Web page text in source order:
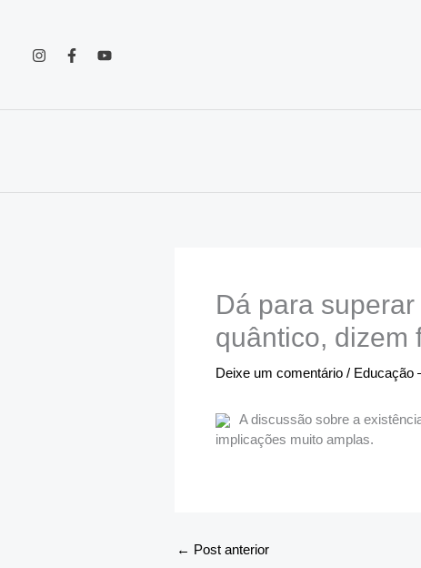
Dá para
quântico, dizem
Deixe um comentário / Educação
A discussão sobre a
implicações muito amplas.
← Post anterior